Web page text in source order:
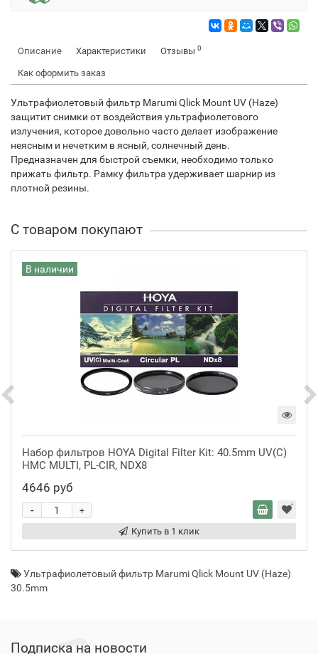
Описание Характеристики Отзывы 0
Как оформить заказ
Ультрафиолетовый фильтр Marumi Qlick Mount UV (Haze)
защитит снимки от воздействия ультрафиолетового
излучения, которое довольно часто делает изображение
неясным и нечетким в ясный, солнечный день.
Предназначен для быстрой съемки, необходимо только
прижать фильтр. Рамку фильтра удерживает шарнир из
плотной резины.
С товаром покупают
В наличии
Набор фильтров HOYA Digital Filter Kit: 40.5mm UV(C)
HMC MULTI, PL-CIR, NDX8
4646 руб
+
-
Купить в 1 клик
Ультрафиолетовый фильтр Marumi Qlick Mount UV (Haze)
30.5mm
Подписка на новости